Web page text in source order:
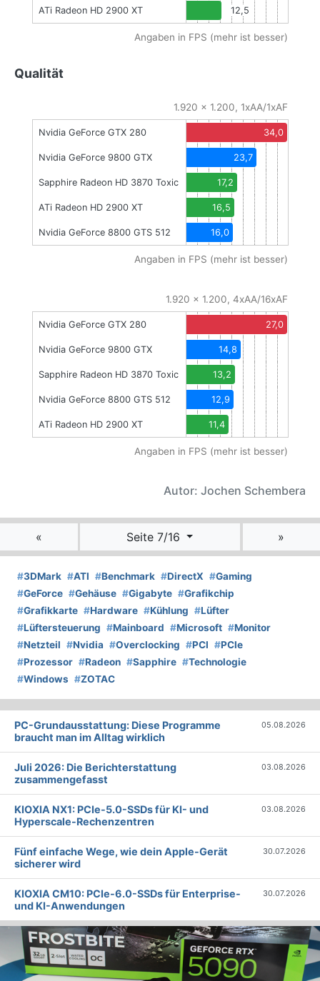
ATi Radeon HD 2900 XT 12,5
Angaben in FPS (mehr ist besser)
Qualität
1.920 x 1.200, 1xAA/1xAF
Nvidia GeForce GTX 280 34,0
Nvidia GeForce 9800 GTX 23,7
Sapphire Radeon HD 3870 Toxic 17,2
ATi Radeon HD 2900 XT 16,5
Nvidia GeForce 8800 GTS 512 16,0
Angaben in FPS (mehr ist besser)
1.920 x 1.200, 4xAA/16xAF
Nvidia GeForce GTX 280 27,0
Nvidia GeForce 9800 GTX 14,8
Sapphire Radeon HD 3870 Toxic 13,2
Nvidia GeForce 8800 GTS 512 12,9
ATi Radeon HD 2900 XT 11,4
Angaben in FPS (mehr ist besser)
Autor: Jochen Schembera
« Seite 7/16 »
#3DMark #ATI #Benchmark #DirectX #Gaming
#GeForce #Gehäuse #Gigabyte #Grafikchip
#Grafikkarte #Hardware #Kühlung #Lüfter
#Lüftersteuerung #Mainboard #Microsoft #Monitor
#Netzteil #Nvidia #Overclocking #PCI #PCIe
#Prozessor #Radeon #Sapphire #Technologie
#Windows #ZOTAC
PC-Grundausstattung: Diese Programme
braucht man im Alltag wirklich
05.08.2026
Juli 2026: Die Bericht­erstattung
zusammengefasst
03.08.2026
KIOXIA NX1: PCIe-5.0-SSDs für KI- und
Hyperscale-Rechenzentren
03.08.2026
Fünf einfache Wege, wie dein Apple-Gerät
sicherer wird
30.07.2026
KIOXIA CM10: PCIe-6.0-SSDs für Enterprise-
und KI-Anwendungen
30.07.2026